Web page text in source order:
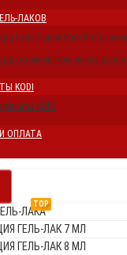
ЛАКОВ
Гель-Лаков Kodi
оттенков гель-лаков
KODI
KODI
ОПЛАТА
TOP
ЛАКА
ГЕЛЬ-ЛАК 7 МЛ
ГЕЛЬ-ЛАК 8 МЛ